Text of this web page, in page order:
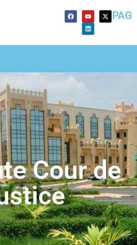
PAG
Cour de